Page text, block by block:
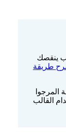
ينقصك
طريقة
القالب